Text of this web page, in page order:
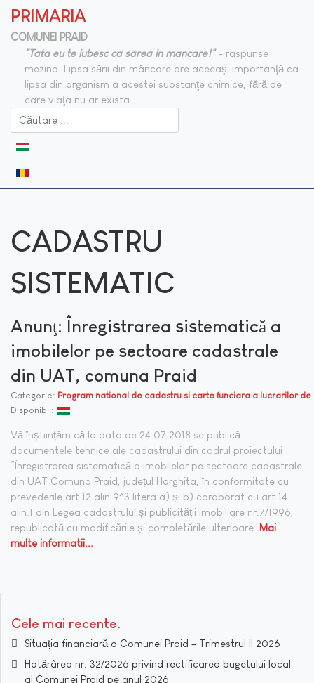
PRIMARIA
COMUNEI PRAID
"Tata eu te iubesc ca sarea in mancare!"- raspunse
mezina. Lipsa sării din mâncare are aceeaşi importanţă ca
lipsa din organism a acestei substanţe chimice, fără de
care viaţa nu ar exista.
CADASTRU
SISTEMATIC
Anunţ: Înregistrarea sistematică a
imobilelor pe sectoare cadastrale
din UAT, comuna Praid
Categorie: Program national de cadastru si carte funciara a lucrarilor
Disponibil:
Vă înștiințăm că la data de 24.07.2018 se publică
documentele tehnice ale cadastrului din cadrul proiectului
”Înregistrarea sistematică a imobilelor pe sectoare cadastrale
din UAT Comuna Praid, județul Harghita, în conformitate cu
prevederile art.12 alin.9^3 litera a) și b) coroborat cu art.14
alin.1 din Legea cadastrului și publicității imobiliare nr.7/1996,
republicată cu modificările și completările ulterioare. Mai
multe informatii...
Cele mai recente
Situația financiară a Comunei Praid – Trimestrul II 2026
Hotărârea nr. 32/2026 privind rectificarea bugetului local
al Comunei Praid pe anul 2026